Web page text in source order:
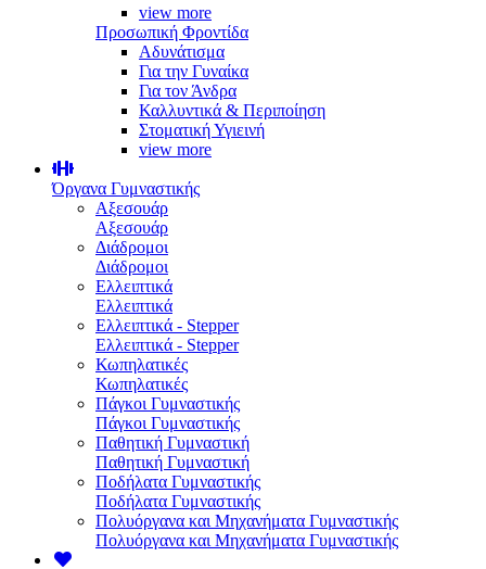
view more
Προσωπική Φροντίδα
Αδυνάτισμα
Για την Γυναίκα
Για τον Άνδρα
Καλλυντικά & Περιποίηση
Στοματική Υγιεινή
view more
Όργανα Γυμναστικής
Αξεσουάρ
Αξεσουάρ
Διάδρομοι
Διάδρομοι
Ελλειπτικά
Ελλειπτικά
Ελλειπτικά - Stepper
Ελλειπτικά - Stepper
Κωπηλατικές
Κωπηλατικές
Πάγκοι Γυμναστικής
Πάγκοι Γυμναστικής
Παθητική Γυμναστική
Παθητική Γυμναστική
Ποδήλατα Γυμναστικής
Ποδήλατα Γυμναστικής
Πολυόργανα και Μηχανήματα Γυμναστικής
Πολυόργανα και Μηχανήματα Γυμναστικής